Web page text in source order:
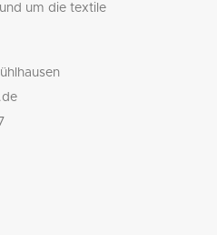
um die textile